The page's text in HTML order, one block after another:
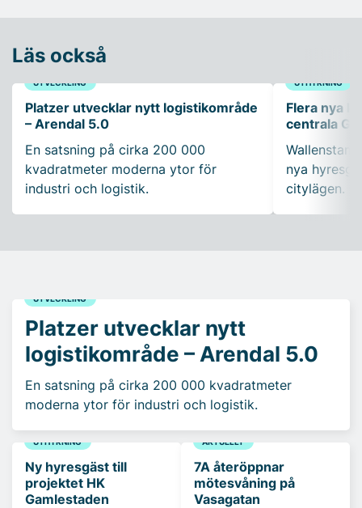
Läs också
UTVECKLING
Platzer utvecklar nytt logistikområde
– Arendal 5.0
En satsning på cirka 200 000
kvadratmeter moderna ytor för
industri och logistik.
UTHYRNING
Flera nya
centrala
nya
citylägen.
UTVECKLING
Platzer utvecklar nytt
logistikområde – Arendal 5.0
En satsning på cirka 200 000 kvadratmeter
moderna ytor för industri och logistik.
UTHYRNING
Ny hyresgäst till
projektet HK
Gamlestaden
AKTUELLT
7A återöppnar
mötesvåning på
Vasagatan